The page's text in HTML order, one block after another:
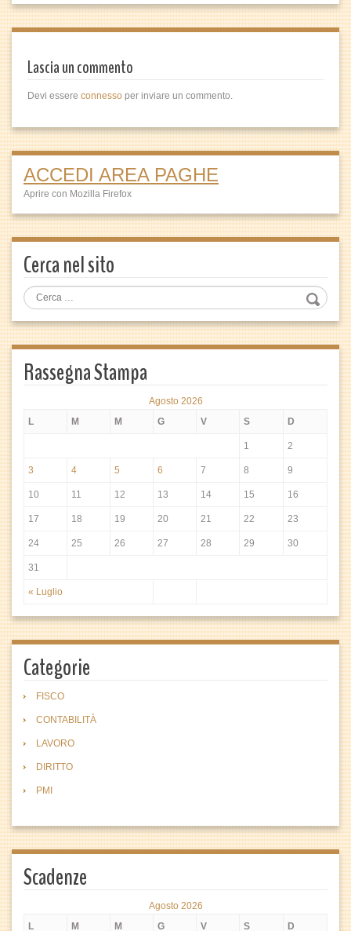
Lascia un commento
Devi essere connesso per inviare un commento.
ACCEDI AREA PAGHE
Aprire con Mozilla Firefox
Cerca nel sito
Rassegna Stampa
Agosto 2026
L
M M G V S D
« Luglio
1 2
3 4 5 6 7 8 9
10 11 12 13 14 15 16
17 18 19 20 21 22 23
24 25 26 27 28 29 30
31
Categorie
FISCO
CONTABILITÀ
LAVORO
DIRITTO
PMI
Scadenze
Agosto 2026
L
M M G V S D